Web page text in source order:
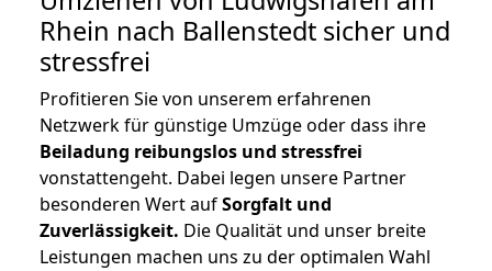
Rhein nach Ballenstedt sicher und
stressfrei
Profitieren Sie von unserem erfahrenen
Netzwerk für günstige Umzüge oder dass ihre
Beiladung reibungslos und stressfrei
vonstattengeht. Dabei legen unsere Partner
besonderen Wert aufSorgfalt und
Zuverlässigkeit. Die Qualität und unser breite
Leistungen machen uns zu der optimalen Wahl